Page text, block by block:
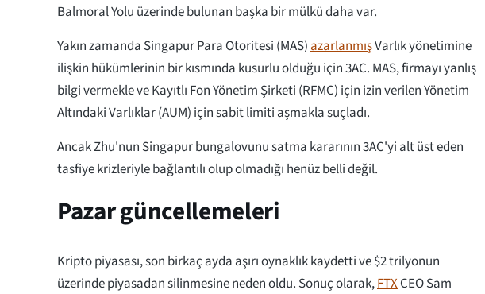
Balmoral Yolu üzerinde bulunan başka bir mülkü daha var.
Yakın zamanda Singapur Para Otoritesi (MAS) azarlanmışVarlık yönetimine
ilişkin hükümlerinin bir kısmında kusurlu olduğu için 3AC. MAS, firmayı yanlış
bilgi vermekle ve Kayıtlı Fon Yönetim Şirketi (RFMC) için izin verilen Yönetim
Altındaki Varlıklar (AUM) için sabit limiti aşmakla suçladı.
Ancak Zhu'nun Singapur bungalovunu satma kararının 3AC'yi alt üst eden
tasfiye krizleriyle bağlantılı olup olmadığı henüz belli değil.
Pazar güncellemeleri
Kripto piyasası, son birkaç ayda aşırı oynaklık kaydetti ve $2 trilyonun
üzerinde piyasadan silinmesine neden oldu. Sonuç olarak,FTXCEO Sam